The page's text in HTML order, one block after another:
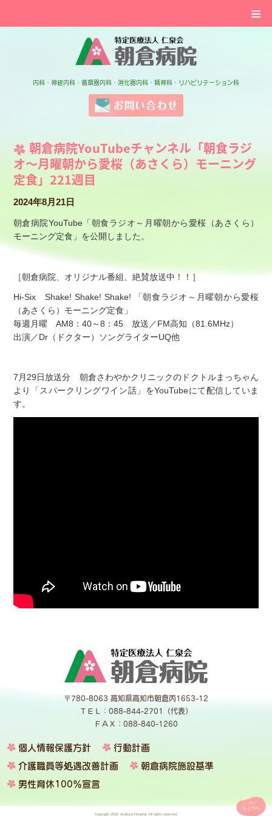
≡
内科・神経内科・循環器内科・消化器内科・精神科・リハビリテーション科
朝倉病院YouTubeチャンネル「朝食ラジ
オ～月曜朝から愛桜（あさくら）モーニング
定食」221週目
2024年8月21日
朝倉病院YouTube「朝食ラジオ～月曜朝から愛桜（あさくら）
モーニング定食」を公開しました。
［朝倉病院、オリジナル番組、絶賛放送中！！］
Hi-Six Shake! Shake! Shake! 「朝食ラジオ～月曜朝から愛桜
（あさくら）モーニング定食」
毎週月曜 AM8：40～8：45 放送／FM高知（81.6MHz）
出演／Dr（ドクター）ソングライターUQ他
7月29日放送分 朝倉さわやかクリニックのドクトルまっちゃん
より「スパークリングワイン話」をYouTubeにて配信していま
す。
〒780-8063 高知県高知市朝倉丙1653-12
ＴＥＬ：088-844-2701（代表）
ＦＡＸ：088-840-1260
個人情報保護方針
行動計画
介護職員等処遇改善計画
朝倉病院施設基準
男性育休100％宣言
Copyright 2018- Asakura Hospital. All rights reserved.